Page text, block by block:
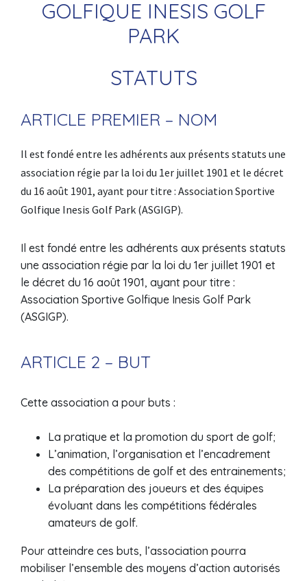
GOLFIQUE INESIS GOLF
PARK
STATUTS
ARTICLE PREMIER – NOM
Il est fondé entre les adhérents aux présents statuts une
association régie par la loi du 1er juillet 1901 et le décret
du 16 août 1901, ayant pour titre : Association Sportive
Golfique Inesis Golf Park (ASGIGP).
Il est fondé entre les adhérents aux présents statuts
une association régie par la loi du 1er juillet 1901 et
le décret du 16 août 1901, ayant pour titre :
Association Sportive Golfique Inesis Golf Park
(ASGIGP).
ARTICLE 2 – BUT
Cette association a pour buts :
La pratique et la promotion du sport de golf;
L’animation, l’organisation et l’encadrement
des compétitions de golf et des entrainements;
La préparation des joueurs et des équipes
évoluant dans les compétitions fédérales
amateurs de golf.
Pour atteindre ces buts, l’association pourra
mobiliser l’ensemble des moyens d’action autorisés